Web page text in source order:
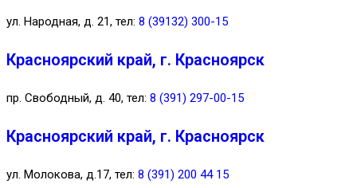
ул. Народная, д. 21, тел: 8 (39132) 300-15
Красноярский край, г. Красноярск
пр. Свободный, д. 40, тел: 8 (391) 297-00-15
Красноярский край, г. Красноярск
ул. Молокова, д.17, тел: 8 (391) 200 44 15